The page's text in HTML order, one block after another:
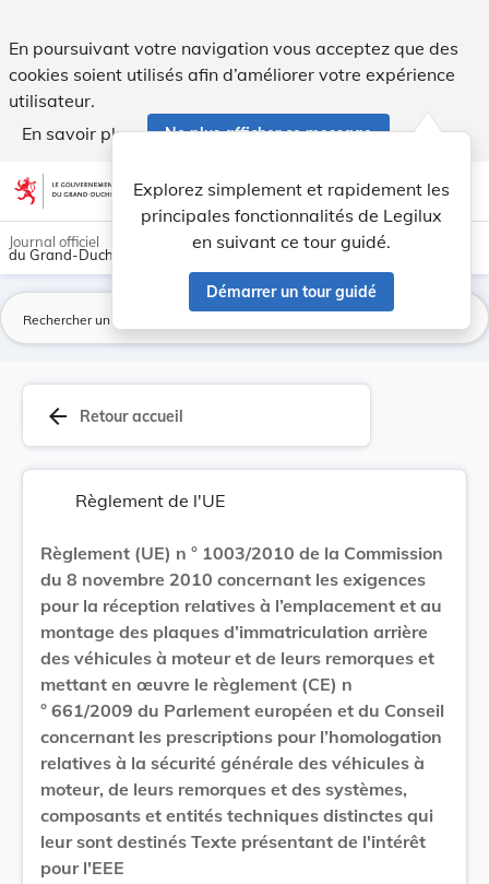
En poursuivant votre navigation vous acceptez que des
cookies soient utilisés afin d’améliorer votre expérience
utilisateur.
En savoir plus
Ne plus afficher ce message
Aller au contenu account_circle help Aide
Explorez simplement et rapidement les
principales fonctionnalités de Legilux
en suivant ce tour guidé.
Démarrer un tour guidé
light_mode dark_mode
Journal officiel
du Grand-Duché de Luxembourg
arrow_back Retour accueil
Règlement de l'UE
Règlement (UE) n ° 1003/2010 de la Commission
du 8 novembre 2010 concernant les exigences
pour la réception relatives à l’emplacement et au
montage des plaques d’immatriculation arrière
des véhicules à moteur et de leurs remorques et
mettant en œuvre le règlement (CE) n
° 661/2009 du Parlement européen et du Conseil
concernant les prescriptions pour l’homologation
relatives à la sécurité générale des véhicules à
moteur, de leurs remorques et des systèmes,
composants et entités techniques distinctes qui
leur sont destinés Texte présentant de l'intérêt
pour l'EEE